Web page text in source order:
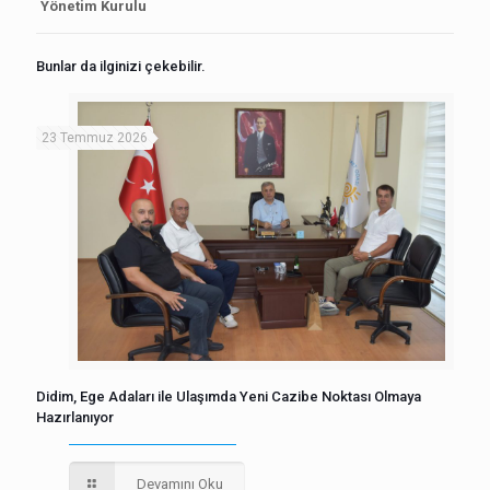
Yönetim Kurulu
Bunlar da ilginizi çekebilir.
23 Temmuz 2026
Didim, Ege Adaları ile Ulaşımda Yeni Cazibe Noktası Olmaya
Hazırlanıyor
Devamını Oku